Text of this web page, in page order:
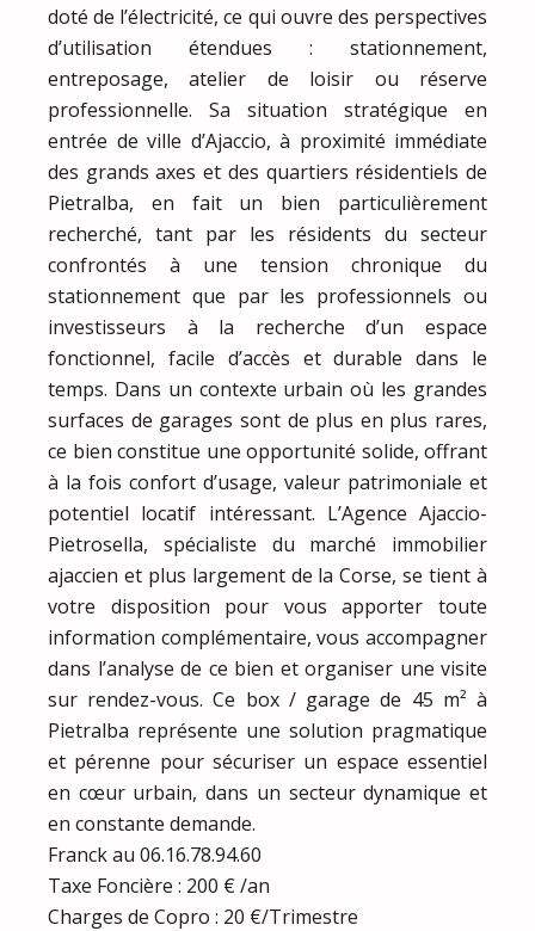
doté de l’électricité, ce qui ouvre des perspectives
d’utilisation étendues : stationnement,
entreposage, atelier de loisir ou réserve
professionnelle. Sa situation stratégique en
entrée de ville d’Ajaccio, à proximité immédiate
des grands axes et des quartiers résidentiels de
Pietralba, en fait un bien particulièrement
recherché, tant par les résidents du secteur
confrontés à une tension chronique du
stationnement que par les professionnels ou
investisseurs à la recherche d’un espace
fonctionnel, facile d’accès et durable dans le
temps. Dans un contexte urbain où les grandes
surfaces de garages sont de plus en plus rares,
ce bien constitue une opportunité solide, offrant
à la fois confort d’usage, valeur patrimoniale et
potentiel locatif intéressant. L’Agence Ajaccio-
Pietrosella, spécialiste du marché immobilier
ajaccien et plus largement de la Corse, se tient à
votre disposition pour vous apporter toute
information complémentaire, vous accompagner
dans l’analyse de ce bien et organiser une visite
sur rendez-vous. Ce box / garage de 45 m² à
Pietralba représente une solution pragmatique
et pérenne pour sécuriser un espace essentiel
en cœur urbain, dans un secteur dynamique et
en constante demande.
Franck au 06.16.78.94.60
Taxe Foncière : 200 € /an
Charges de Copro : 20 €/Trimestre